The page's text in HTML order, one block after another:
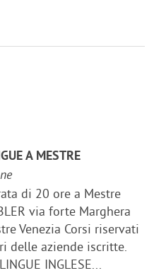
A MESTRE
di 20 ore a Mestre
via forte Marghera
Venezia Corsi riservati
delle aziende iscritte.
INGLESE...